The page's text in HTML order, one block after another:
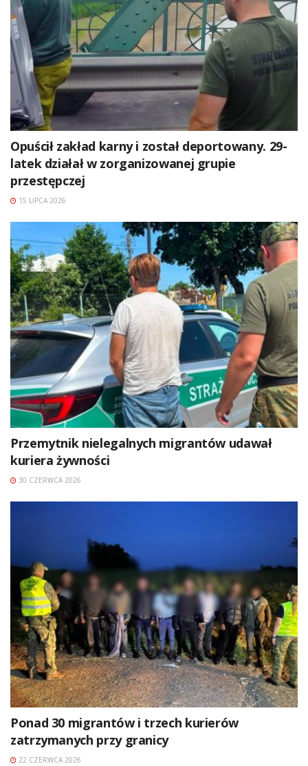
Opuścił zakład karny i został deportowany. 29-
latek działał w zorganizowanej grupie
przestępczej
15 LIPCA 2026
Przemytnik nielegalnych migrantów udawał
kuriera żywności
30 CZERWCA 2026
Ponad 30 migrantów i trzech kurierów
zatrzymanych przy granicy
22 CZERWCA 2026